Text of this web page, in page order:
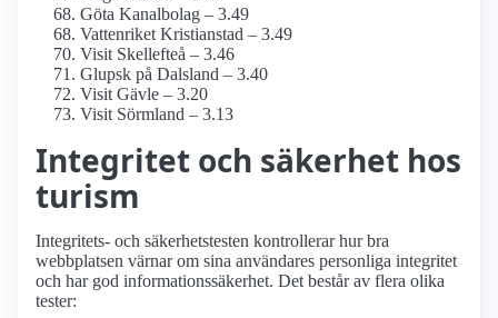
Göta Kanalbolag – 3.49
Vattenriket Kristianstad – 3.49
Visit Skellefteå – 3.46
Glupsk på Dalsland – 3.40
Visit Gävle – 3.20
Visit Sörmland – 3.13
Integritet och säkerhet hos
turism
Integritets- och säkerhetstesten kontrollerar hur bra
webbplatsen värnar om sina användares personliga integritet
och har god informations­säkerhet. Det består av flera olika
tester: